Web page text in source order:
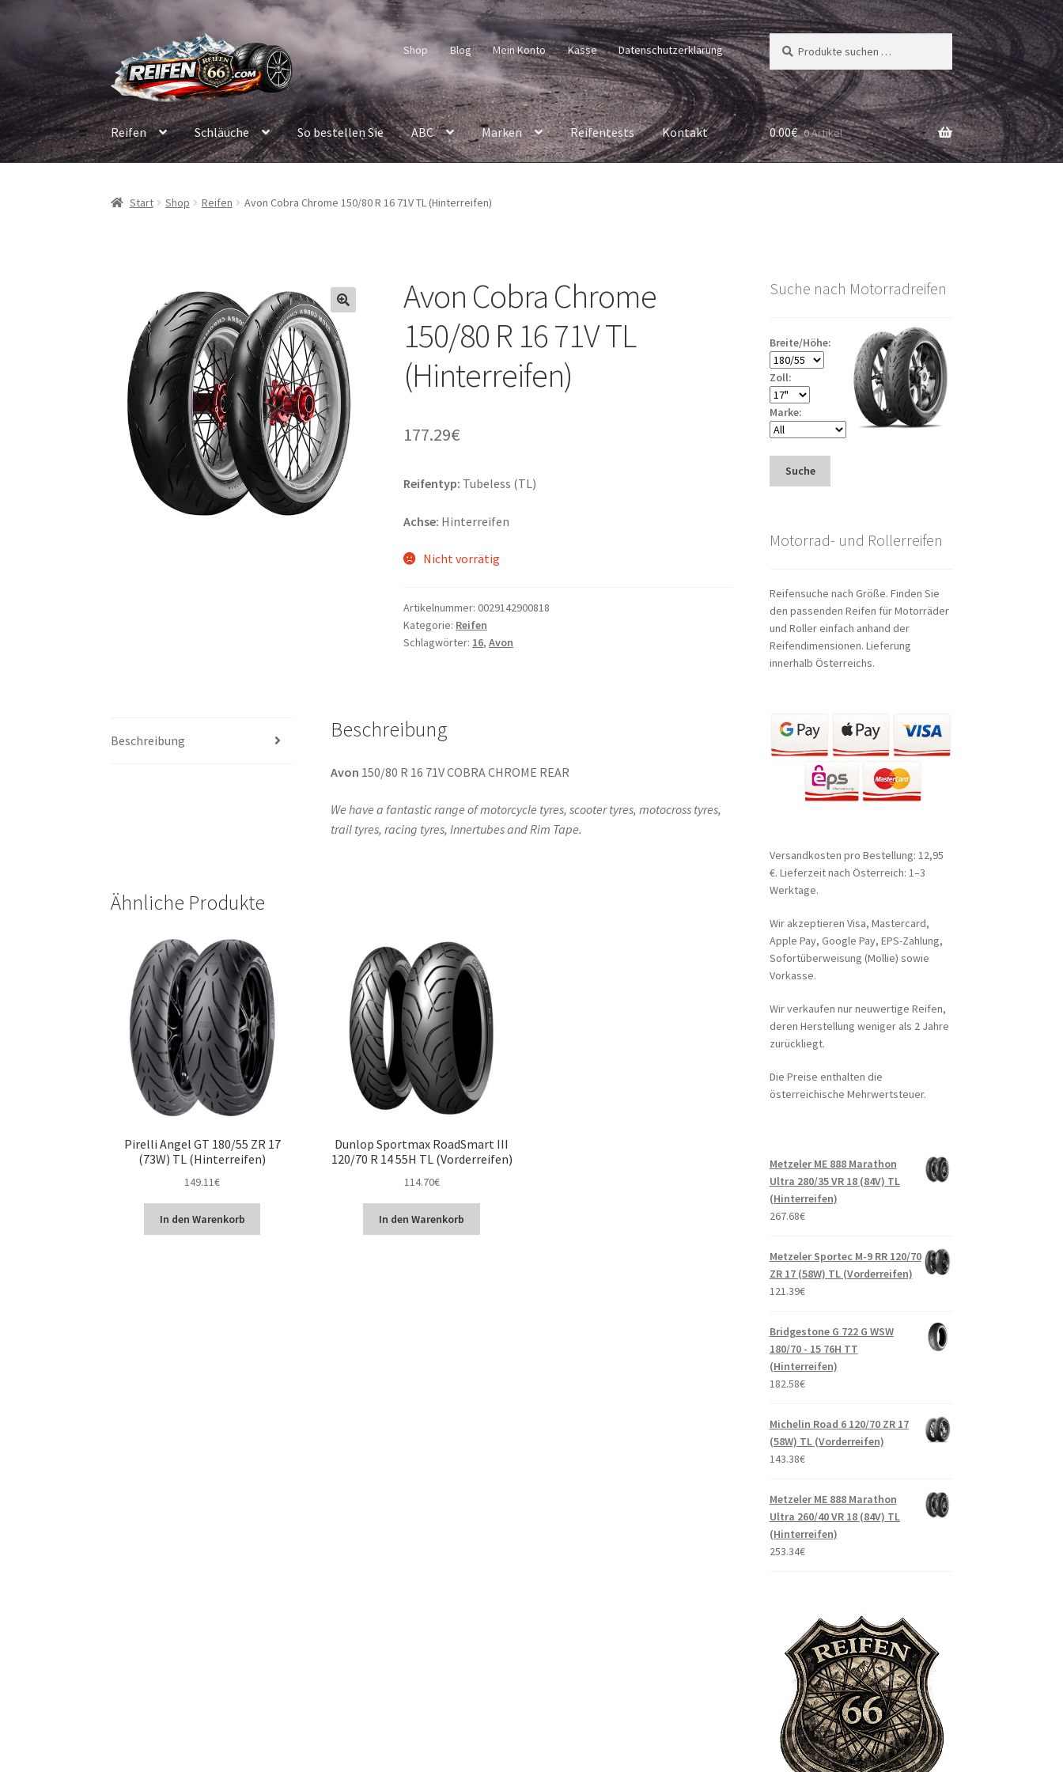
Navigation
springen
Inhalt
springen
Shop Blog Mein Konto Kasse Datenschutzerklärung
Suchen
nach:
Suchen
Reifen Schläuche So bestellen Sie ABC Marken Reifentests Kontakt 0.00€ 0 Artikel
Start Shop Reifen Avon Cobra Chrome 150/80 R 16 71V TL (Hinterreifen)
Avon Cobra Chrome
150/80 R 16 71V TL
(Hinterreifen)
177.29€
Reifentyp: Tubeless (TL)
Achse: Hinterreifen
Nicht vorrätig
Artikelnummer:0029142900818
Kategorie: Reifen
Schlagwörter: 16,Avon
Beschreibung Beschreibung
Avon 150/80 R 16 71V COBRA CHROME REAR
We have a fantastic range of motorcycle tyres, scooter tyres, motocross tyres,
trail tyres, racing tyres, Innertubes and Rim Tape.
Ähnliche Produkte
Pirelli Angel GT 180/55 ZR 17
(73W) TL (Hinterreifen)
149.11€
In den Warenkorb
Dunlop Sportmax RoadSmart III
120/70 R 14 55H TL (Vorderreifen)
114.70€
In den Warenkorb
Suche nach Motorradreifen
Breite/Höhe:
Zoll:
Marke:
Suche
Motorrad- und Rollerreifen
Reifensuche nach Größe. Finden Sie
den passenden Reifen für Motorräder
und Roller einfach anhand der
Reifendimensionen. Lieferung
innerhalb Österreichs.
Versandkosten pro Bestellung: 12,95
€. Lieferzeit nach Österreich: 1–3
Werktage.
Wir akzeptieren Visa, Mastercard,
Apple Pay, Google Pay, EPS-Zahlung,
Sofortüberweisung (Mollie) sowie
Vorkasse.
Wir verkaufen nur neuwertige Reifen,
deren Herstellung weniger als 2 Jahre
zurückliegt.
Die Preise enthalten die
österreichische Mehrwertsteuer.
Metzeler ME 888 Marathon
Ultra 280/35 VR 18 (84V) TL
(Hinterreifen)
267.68€
Metzeler Sportec M-9 RR 120/70
ZR 17 (58W) TL (Vorderreifen)
121.39€
Bridgestone G 722 G WSW
180/70 - 15 76H TT
(Hinterreifen)
182.58€
Michelin Road 6 120/70 ZR 17
(58W) TL (Vorderreifen)
143.38€
Metzeler ME 888 Marathon
Ultra 260/40 VR 18 (84V) TL
(Hinterreifen)
253.34€